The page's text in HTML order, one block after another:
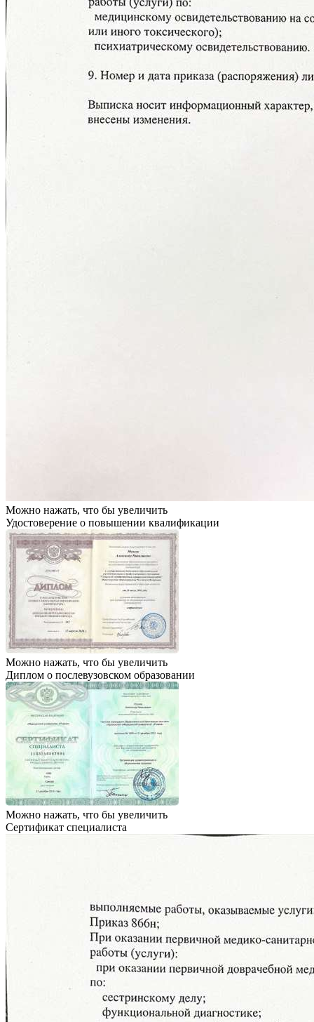
Можно нажать, что бы увеличить
Удостоверение о повышении квалификации
Можно нажать, что бы увеличить
Диплом о послевузовском образовании
Можно нажать, что бы увеличить
Сертификат специалиста